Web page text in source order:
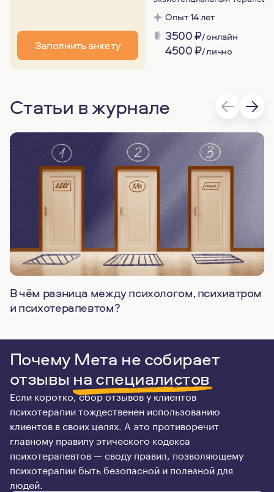
Заполнить анкету
Опыт 14 лет
3500₽/ онлайн
4500₽/ лично
Статьи в журнале
В чём разница между психологом, психиатром
и психотерапевтом?
Почему Мета не собирает
отзывы на специалистов
Если коротко, сбор отзывов у клиентов
психотерапии тождественен использованию
клиентов в своих целях. А это противоречит
главному правилу этического кодекса
психотерапевтов — своду правил, позволяющему
психотерапии быть безопасной и полезной для
людей.